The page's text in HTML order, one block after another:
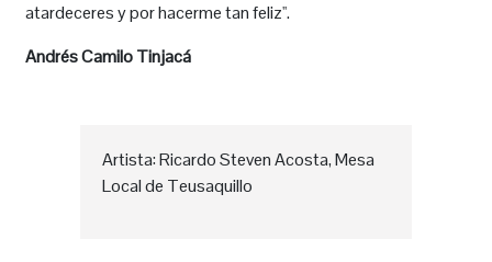
atardeceres y por hacerme tan feliz''.
Andrés Camilo Tinjacá
Artista: Ricardo Steven Acosta, Mesa
Local de Teusaquillo